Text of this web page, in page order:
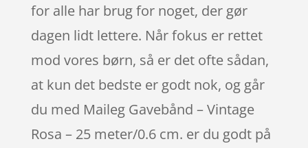
for alle har brug for noget, der gør
dagen lidt lettere. Når fokus er rettet
mod vores børn, så er det ofte sådan,
at kun det bedste er godt nok, og går
du med Maileg Gavebånd – Vintage
Rosa – 25 meter/0.6 cm. er du godt på